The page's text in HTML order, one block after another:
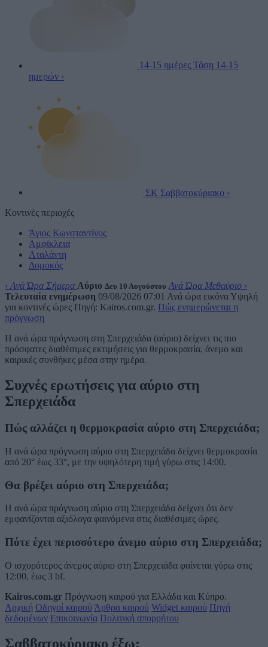
14-15 ημέρες Τάση 14-15
ημερών ›
ΣΚ Σαββατοκύριακο ›
Κοντινές περιοχές
Άγιος Κωνσταντίνος
Αμφίκλεια
Αταλάντη
Δομοκός
‹ Ανά Ώρα Σήμερα Αύριο Δευ 10 Αυγούστου Ανά Ώρα Μεθαύριο ›
Τελευταία ενημέρωση 09/08/2026 07:01 Ανά ώρα εικόναΥψηλή
για κοντινές ώρες Πηγή: Kairos.com.gr. Πώς ενημερώνεται η
πρόγνωση
Η ανά ώρα πρόγνωση στη Σπερχειάδα (αύριο) δείχνει τις πιο
πρόσφατες διαθέσιμες εκτιμήσεις για θερμοκρασία, άνεμο και
καιρικές συνθήκες μέσα στην ημέρα.
Συχνές ερωτήσεις για αύριο στη
Σπερχειάδα
Πώς αλλάζει η θερμοκρασία αύριο στη Σπερχειάδα;
Η ανά ώρα πρόγνωση αύριο στη Σπερχειάδα δείχνει θερμοκρασία
από 20° έως 33°, με την υψηλότερη τιμή γύρω στις 14:00.
Θα βρέξει αύριο στη Σπερχειάδα;
Η ανά ώρα πρόγνωση αύριο στη Σπερχειάδα δείχνει ότι δεν
εμφανίζονται αξιόλογα φαινόμενα στις διαθέσιμες ώρες.
Πότε έχει περισσότερο άνεμο αύριο στη Σπερχειάδα;
Ο ισχυρότερος άνεμος αύριο στη Σπερχειάδα φαίνεται γύρω στις
12:00, έως 3 bf.
Kairos.com.gr Πρόγνωση καιρού για Ελλάδα και Κύπρο.
Αρχική Οδηγοί καιρού Άρθρα καιρού Widget καιρού Πηγή
δεδομένων Επικοινωνία Πολιτική απορρήτου
Σαββατοκύριακο έξω;